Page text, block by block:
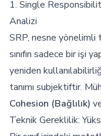
1. Single
Analizi
SRP, nesne yönelimli
sınıfın sadece bir işi
yeniden
tanımı subjektiftir.
Cohesion (Bağlılık)
Teknik Gereklilik: